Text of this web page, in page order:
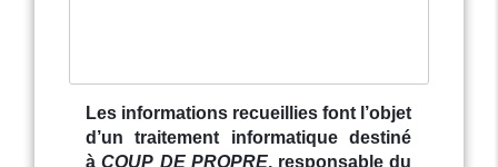
Les informations recueillies font l’objet
d’un traitement informatique destiné
à COUP DE PROPRE, responsable du